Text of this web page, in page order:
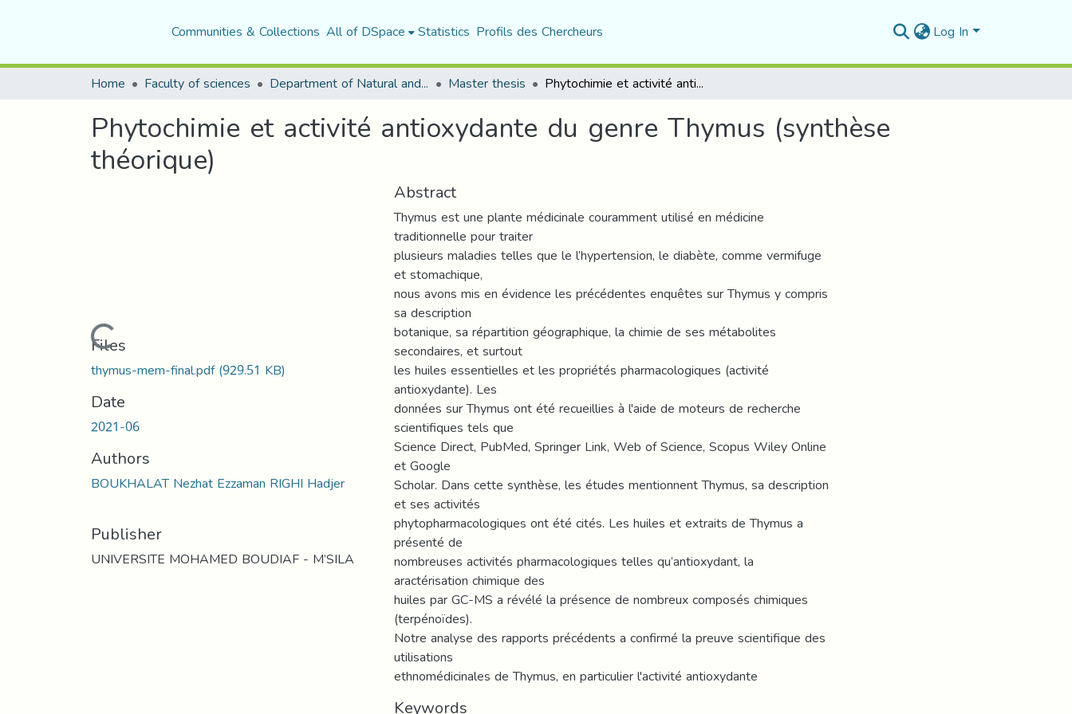
Communities & Collections All of DSpace Statistics Profils des Chercheurs Log In
Home Faculty of sciences Department of Natural and Life Sciences Master thesis Phytochimie et activité antioxydante du genre Thymus (synthèse théorique)
Phytochimie et activité antioxydante du genre Thymus (synthèse
théorique)
Loading...
Files
thymus-mem-final.pdf(929.51 KB)
Date
2021-06
Authors
BOUKHALAT Nezhat Ezzaman RIGHI Hadjer
Publisher
UNIVERSITE MOHAMED BOUDIAF - M’SILA
Abstract
Thymus est une plante médicinale couramment utilisé en médicine
traditionnelle pour traiter
plusieurs maladies telles que le l’hypertension, le diabète, comme vermifuge
et stomachique,
nous avons mis en évidence les précédentes enquêtes sur Thymus y compris
sa description
botanique, sa répartition géographique, la chimie de ses métabolites
secondaires, et surtout
les huiles essentielles et les propriétés pharmacologiques (activité
antioxydante). Les
données sur Thymus ont été recueillies à l'aide de moteurs de recherche
scientifiques tels que
Science Direct, PubMed, Springer Link, Web of Science, Scopus Wiley Online
et Google
Scholar. Dans cette synthèse, les études mentionnent Thymus, sa description
et ses activités
phytopharmacologiques ont été cités. Les huiles et extraits de Thymus a
présenté de
nombreuses activités pharmacologiques telles qu’antioxydant, la
aractérisation chimique des
huiles par GC-MS a révélé la présence de nombreux composés chimiques
(terpénoïdes).
Notre analyse des rapports précédents a confirmé la preuve scientifique des
utilisations
ethnomédicinales de Thymus, en particulier l'activité antioxydante
Keywords